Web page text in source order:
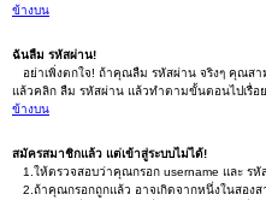
ข้างบน
ฉันลืม รหัสผ่าน!
อย่าเพิ่งตกใจ! ถ้าคุณลืม รหัสผ่าน จริงๆ คุณสา
แล้วคลิก ลืม รหัสผ่าน แล้วทำตามขั้นตอนไปเรื่อ
ข้างบน
สมัครสมาชิกแล้ว แต่เข้าสู่ระบบไม่ได้!
1.ให้ตรวจสอบว่าคุณกรอก username และ รหั
2.ถ้าคุณกรอกถูกแล้ว อาจเกิดจากหนึ่งในสองส